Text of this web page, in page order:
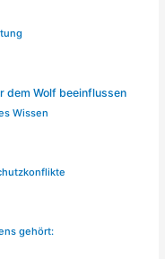
dem Wolf beeinflussen
Wissen
gehört: